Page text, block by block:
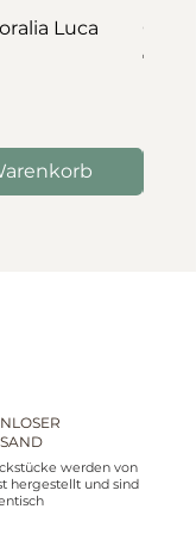
Luca
Preis
werden von
hergestellt und sind